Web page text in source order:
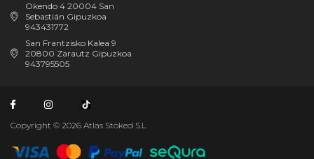
Okendo 4 20004 San
Sebastián Gipuzkoa
943431772
San Frantzisko Kalea 9
20800 Zarautz Gipuzkoa
943795505
Copyright © 2026 Atlas Stoked S.L